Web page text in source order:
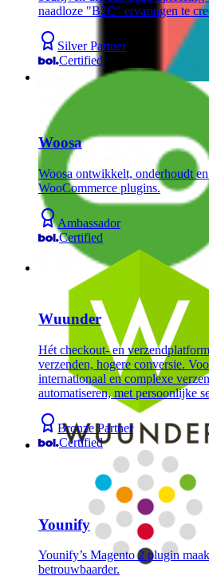
naadloze "B2C" ervaringen te
Silver Partner
Certified
Woosa
Woosa ontwikkelt, onderhoudt
WooCommerce plugins.
Ambassador
Certified
Wuunder
Hét checkout- en
verzenden, hogere conversie.
internationaal en complexe
automatiseren, met persoonlijke
Bronze Partner
Certified
Younify
Younify’s Magento 2 plugin
betrouwbaarder.